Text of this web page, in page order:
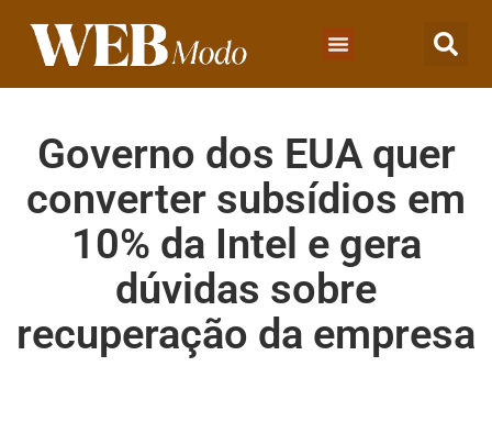
Governo dos EUA quer
converter subsídios em
10% da Intel e gera
dúvidas sobre
recuperação da empresa